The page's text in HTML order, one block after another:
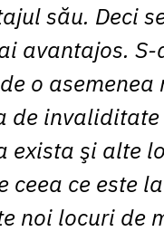
său. Deci
avantajos.
o
de
exista şi alte
ceea ce este
noi locuri de